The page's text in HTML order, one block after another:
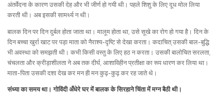
अंतर्वेदना के कारण उसकी देह और भी जीर्ण हो गयी थी। पहले शिशु के लिए दूध मोल लिया
करती थी। अब इसकी सामर्थ्य न थी।
बालक दिन पर दिन दुर्बल होता जाता था। मालूम होता था, उसे सूखे का रोग हो गया है। दिन के
दिन बच्चा खुर्रा खाट पर पड़ा माता को नैराश्य-दृष्टि से देखा करता। कदाचित् उसकी बाल-बुद्धि
भी अवस्था को समझती थी। कभी किसी वस्तु के लिए हठ न करता। उसकी बालोचित सरलता,
चंचलता और क्रीड़ाशीलता ने अब तक दीर्घ, आशाविहीन प्रतीक्षा का रूप धारण कर लिया था।
माता-पिता उसकी दशा देख कर मन ही मन कुढ़-कुढ़ कर रह जाते थे।
संध्या का समय था। गोविंदी अँधेरे घर में बालक के सिरहाने चिंता में मग्न बैठी थी।